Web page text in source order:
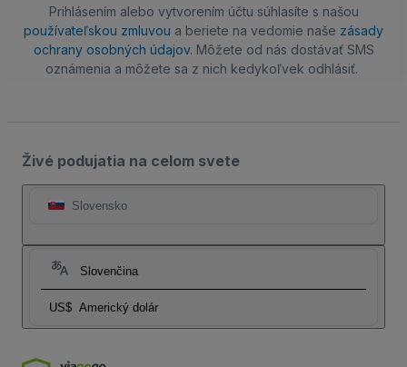
Prihlásením alebo vytvorením účtu súhlasíte s našou
používateľskou zmluvou a beriete na vedomie naše zásady
ochrany osobných údajov. Môžete od nás dostávať SMS
oznámenia a môžete sa z nich kedykoľvek odhlásiť.
Živé podujatia na celom svete
Slovensko
Slovenčina
US$ Americký dolár